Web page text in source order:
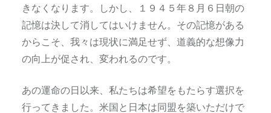
きなくなります。しかし、１９４５年８月６日朝の
記憶は決して消してはいけません。その記憶がある
からこそ、我々は現状に満足せず、道義的な想像力
の向上が促され、変われるのです。
あの運命の日以来、私たちは希望をもたらす選択を
行ってきました。米国と日本は同盟を築いただけで